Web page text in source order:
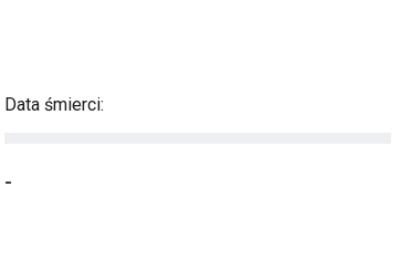
Data śmierci:
-